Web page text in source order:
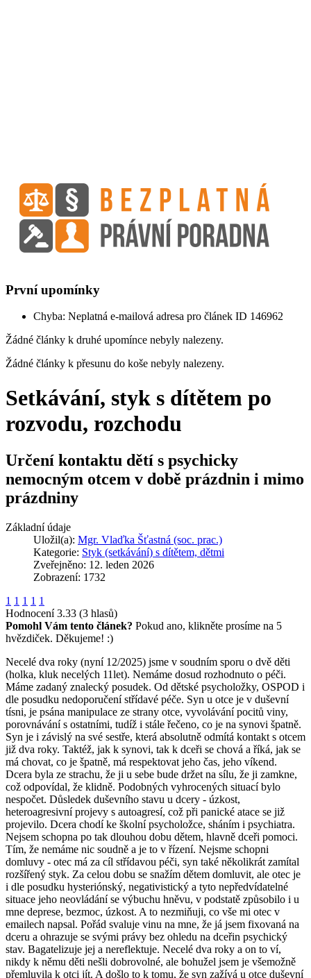
První upomínky
Chyba: Neplatná e-mailová adresa pro článek ID 146962
Žádné články k druhé upomínce nebyly nalezeny.
Žádné články k přesunu do koše nebyly nalezeny.
Setkávání, styk s dítětem po
rozvodu, rozchodu
Určení kontaktu dětí s psychicky
nemocným otcem v době prázdnin i mimo
prázdniny
Základní údaje
Uložil(a): Mgr. Vlaďka Šťastná (soc. prac.)
Kategorie: Styk (setkávání) s dítětem, dětmi
Zveřejněno: 12. leden 2026
Zobrazení: 1732
1 1 1 1 1
Hodnocení 3.33 (3 hlasů)
Pomohl Vám tento článek? Pokud ano, klikněte prosíme na 5
hvězdiček. Děkujeme! :)
Necelé dva roky (nyní 12/2025) jsme v soudním sporu o dvě děti
(holka, kluk necelých 11let). Nemáme dosud rozhodnuto o péči.
Máme zadaný znalecký posudek. Od dětské psycholožky, OSPOD i
dle posudku nedoporučení střídavé péče. Syn u otce je v duševní
tísni, je psána manipulace ze strany otce, vyvolávání pocitů viny,
porovnávání s ostatními, tudíž i stále řečeno, co je na synovi špatně.
Syn je i závislý na své sestře, která absolutně odmítá kontakt s otcem
již dva roky. Taktéž, jak k synovi, tak k dceři se chová a říká, jak se
má chovat, co je špatně, má respektovat jeho čas, jeho víkend.
Dcera byla ze strachu, že ji u sebe bude držet na sílu, že ji zamkne,
což odpovídal, že klidně. Podobných vyhrocených situací bylo
nespočet. Důsledek duševního stavu u dcery - úzkost,
heteroagresivní projevy s autoagresí, což při panické atace se již
projevilo. Dcera chodí ke školní psycholožce, sháním i psychiatra.
Nejsem schopna po tak dlouhou dobu dětem, hlavně dceři pomoci.
Tím, že nemáme nic soudně a je to v řízení. Nejsme schopni
domluvy - otec má za cíl střídavou péči, syn také několikrát zamítal
rozšířený styk. Za celou dobu se snažím dětem domluvit, ale otec je
i dle posudku hysteriónský, negativistický a tyto nepředvídatelné
situace jeho neovládání se výbuchu hněvu, v podstatě způsobilo i u
mne deprese, bezmoc, úzkost. A to nezmiňuji, co vše mi otec v
emailech napsal. Pořád svaluje vinu na mne, že já jsem fixovaná na
dceru a ohrazuje se svými právy bez ohledu na dceřin psychický
stav. Bagatelizuje jej a nereflektuje. Necelé dva roky a on to ví,
nikdy k němu děti nešli dobrovolné, ale bohužel jsem je všemožně
přemluvila k otci jít. A došlo to k tomu, že syn zažívá u otce duševní